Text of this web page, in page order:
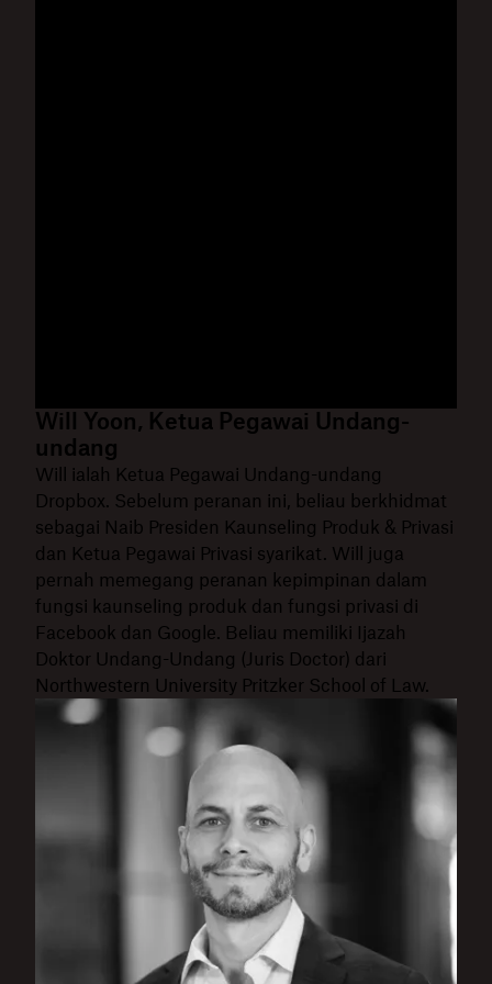
Will Yoon, Ketua Pegawai Undang-
undang
Will ialah Ketua Pegawai Undang-undang
Dropbox. Sebelum peranan ini, beliau berkhidmat
sebagai Naib Presiden Kaunseling Produk & Privasi
dan Ketua Pegawai Privasi syarikat. Will juga
pernah memegang peranan kepimpinan dalam
fungsi kaunseling produk dan fungsi privasi di
Facebook dan Google. Beliau memiliki Ijazah
Doktor Undang-Undang (Juris Doctor) dari
Northwestern University Pritzker School of Law.